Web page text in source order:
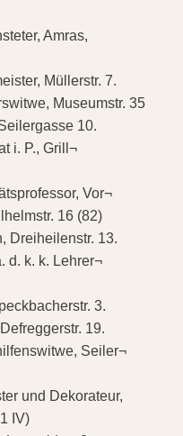
Amras,
Müllerstr. 7.
Museumstr. 35
10.
i. P., Grill¬
Vor¬
16 (82)
Dreiheilenstr. 13.
d. k. k. Lehrer¬
3.
19.
Seiler¬
und Dekorateur,
IV)